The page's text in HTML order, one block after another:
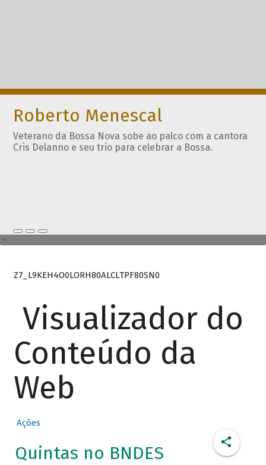
Roberto Menescal
Veterano da Bossa Nova sobe ao palco com a cantora
Cris Delanno e seu trio para celebrar a Bossa.
Z7_L9KEH4O0LORH80ALCLTPF80SN0
Visualizador do
Conteúdo da
Web
Ações
Quintas no BNDES